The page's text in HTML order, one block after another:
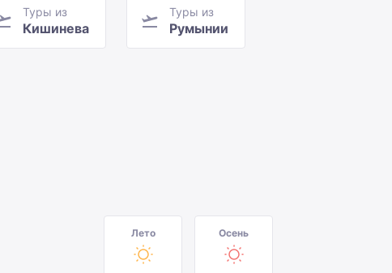
Туры из
Кишинева
Туры из
Румынии
Лето Осень